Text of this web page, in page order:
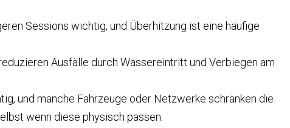
Sessions wichtig, und Überhitzung ist eine häufige
Ausfälle durch Wassereintritt und Verbiegen am
und manche Fahrzeuge oder Netzwerke schränken die
wenn diese physisch passen.